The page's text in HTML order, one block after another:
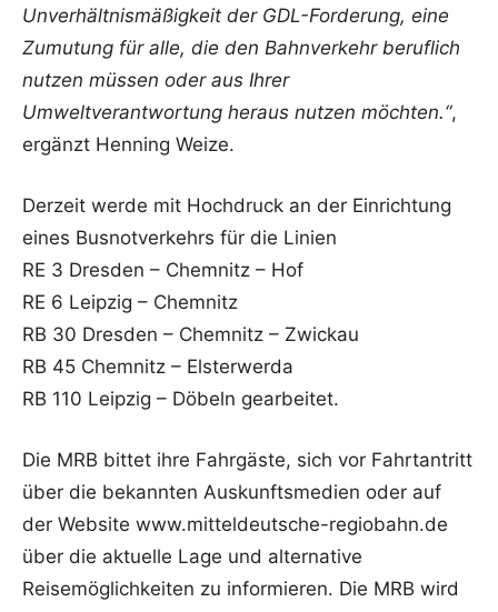
Unverhältnismäßigkeit der GDL-Forderung, eine
Zumutung für alle, die den Bahnverkehr beruflich
nutzen müssen oder aus Ihrer
Umweltverantwortung heraus nutzen möchten.“,
ergänzt Henning Weize.
Derzeit werde mit Hochdruck an der Einrichtung
eines Busnotverkehrs für die Linien
RE 3 Dresden – Chemnitz – Hof
RE 6 Leipzig – Chemnitz
RB 30 Dresden – Chemnitz – Zwickau
RB 45 Chemnitz – Elsterwerda
RB 110 Leipzig – Döbeln gearbeitet.
Die MRB bittet ihre Fahrgäste, sich vor Fahrtantritt
über die bekannten Auskunftsmedien oder auf
der Website www.mitteldeutsche-regiobahn.de
über die aktuelle Lage und alternative
Reisemöglichkeiten zu informieren. Die MRB wird